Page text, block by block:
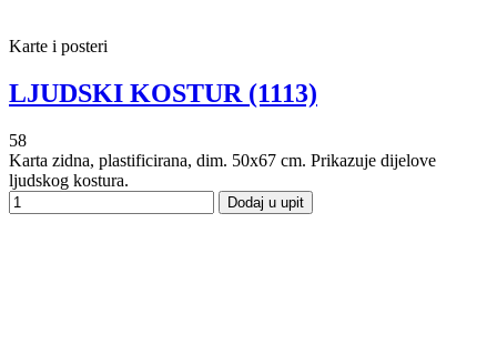
Karte i posteri
LJUDSKI KOSTUR (1113)
58
Karta zidna, plastificirana, dim. 50x67 cm. Prikazuje dijelove
ljudskog kostura.
Dodaj u upit